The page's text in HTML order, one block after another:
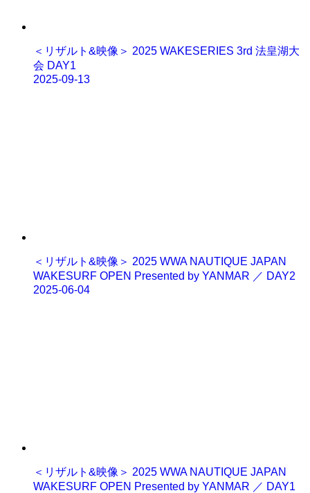
＜リザルト&映像＞ 2025 WAKESERIES 3rd 法皇湖大
会 DAY1
2025-09-13
＜リザルト&映像＞ 2025 WWA NAUTIQUE JAPAN
WAKESURF OPEN Presented by YANMAR ／ DAY2
2025-06-04
＜リザルト&映像＞ 2025 WWA NAUTIQUE JAPAN
WAKESURF OPEN Presented by YANMAR ／ DAY1